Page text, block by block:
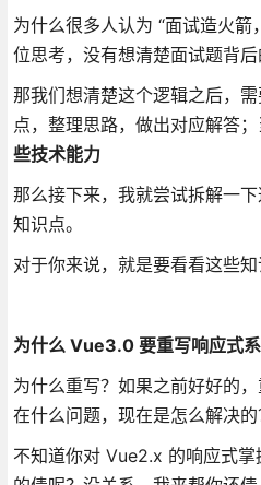
为什么很多人认为 “面试造火箭
位思考，没有想清楚面试题背后
那我们想清楚这个逻辑之后，
点，整理思路，做出对应解答；
些技术能力
那么接下来，我就尝试拆解一
知识点。
对于你来说，就是要看看这些
为什么 Vue3.0 要重写响应式
为什么重写？如果之前好好的
在什么问题，现在是怎么解决的
不知道你对 Vue2.x 的响应式